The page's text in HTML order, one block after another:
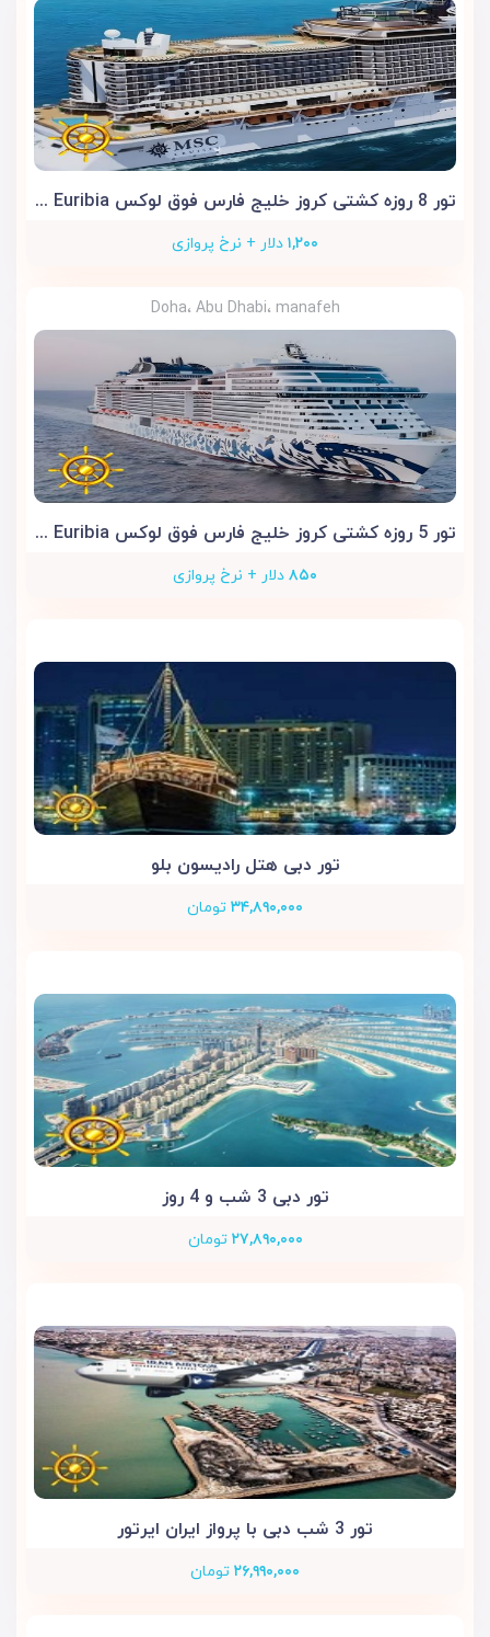
تور 8 روزه کشتی کروز خلیج فارس فوق لوکس MSC Euribia
۱,۲۰۰ دلار + نرخ پروازی
Doha، Abu Dhabi، manafeh
تور 5 روزه کشتی کروز خلیج فارس فوق لوکس MSC Euribia
۸۵۰ دلار + نرخ پروازی
تور دبی هتل رادیسون بلو
۳۴,۸۹۰,۰۰۰ تومان
تور دبی 3 شب و 4 روز
۲۷,۸۹۰,۰۰۰ تومان
تور 3 شب دبی با پرواز ایران ایرتور
۲۶,۹۹۰,۰۰۰ تومان